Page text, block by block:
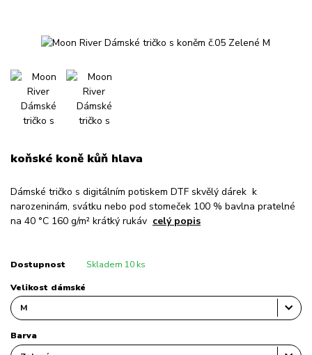
koňské koně kůň hlava
Dámské tričko s digitálním potiskem DTF skvělý dárek k
narozeninám, svátku nebo pod stomeček 100 % bavlna pratelné
na 40 °C 160 g/m² krátký rukáv celý popis
Dostupnost Skladem 10 ks
Velikost dámské
Barva